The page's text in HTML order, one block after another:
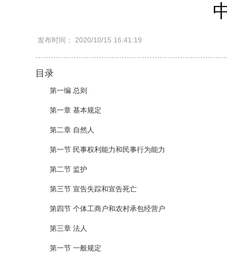
发布时间： 2020/10/15 16:41:19
目录
第一编 总则
第一章 基本规定
第二章 自然人
第一节 民事权利能力和民事行为能力
第二节 监护
第三节 宣告失踪和宣告死亡
第四节 个体工商户和农村承包经营户
第三章 法人
第一节 一般规定